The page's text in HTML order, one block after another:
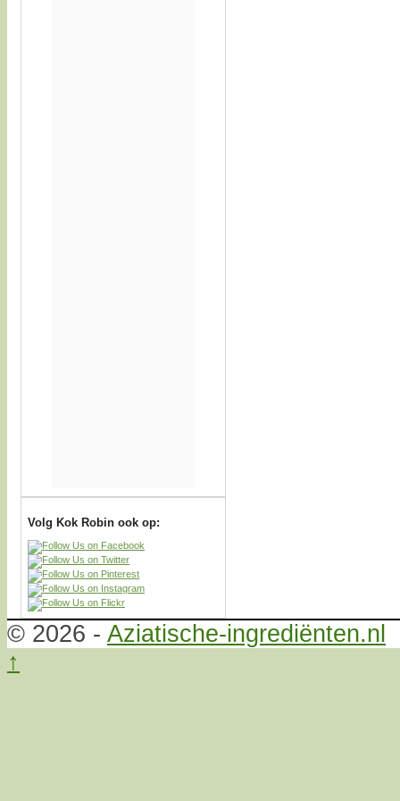
Volg Kok Robin ook op:
© 2026 - Aziatische-ingrediënten.nl
↑